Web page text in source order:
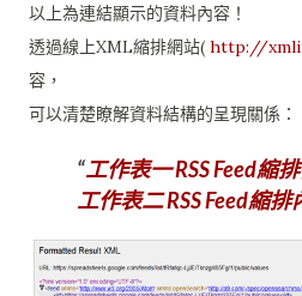
以上為連結顯示的資料內容！
透過線上XML縮排網站( http://
容，
可以清楚瞭解資料結構的呈現關係：
工作表一 RSS Feed縮
工作表二 RSS Feed縮排